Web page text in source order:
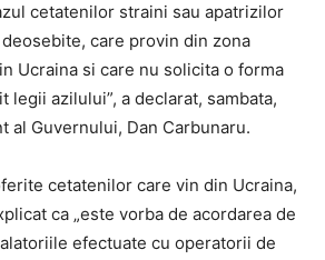
cetatenilor straini sau apatrizilor
care provin din zona
Ucraina si care nu solicita o forma
azilului”, a declarat, sambata,
al Guvernului, Dan Carbunaru.
cetatenilor care vin din Ucraina,
ca „este vorba de acordarea de
efectuate cu operatorii de